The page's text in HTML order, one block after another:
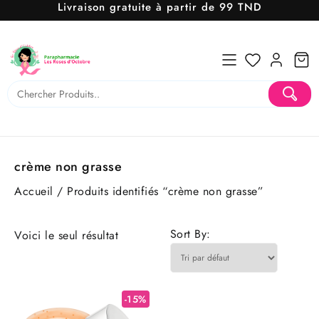
to
content
Livraison gratuite à partir de 99 TND
crème non grasse
Accueil / Produits identifiés “crème non grasse”
Voici le seul résultat Sort By:
-15%